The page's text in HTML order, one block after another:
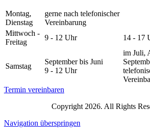
Montag,
Dienstag
gerne nach telefonischer
Vereinbarung
Mittwoch -
Freitag
9 - 12 Uhr 14 - 17
Samstag
September bis Juni
9 - 12 Uhr
im Juli,
Termin vereinbaren
Copyright 2026. All Rights
Navigation überspringen